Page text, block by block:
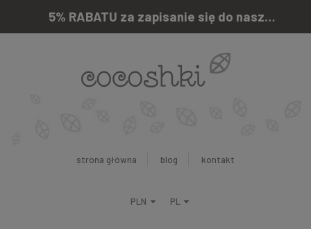
5% RABATU za zapisanie się do naszego newslettera
strona główna blog kontakt